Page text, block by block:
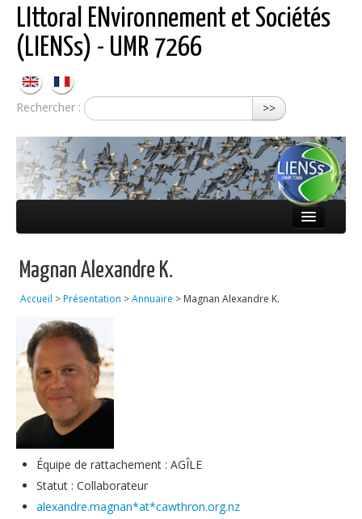
LIttoral ENvironnement et Sociétés
(LIENSs) - UMR 7266
Rechercher : >>
Équipes
Publications
Soutien technique
Données
Emplois/Stages/Formations
Science pour tou·te·s
Actualités
Magnan Alexandre K.
Accueil >Présentation >Annuaire > Magnan Alexandre K.
Équipe de rattachement : AGÎLE
Statut : Collaborateur
alexandre.magnan*at*cawthron.org.nz